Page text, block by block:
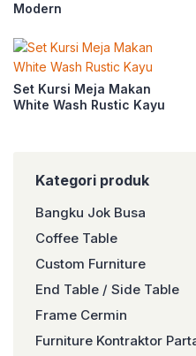
Modern
Set Kursi Meja Makan
White Wash Rustic Kayu
Kategori produk
Bangku Jok Busa
Coffee Table
Custom Furniture
End Table / Side Table
Frame Cermin
Furniture Kontraktor